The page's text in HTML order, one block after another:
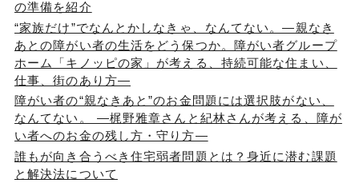
の準備を紹介
“家族だけ”でなんとかしなきゃ、なんてない。―親なき
あとの障がい者の生活をどう保つか。障がい者グループ
ホーム「キノッピの家」が考える、持続可能な住まい、
仕事、街のあり方―
障がい者の“親なきあと”のお金問題には選択肢がない、
なんてない。 ―梶野雅章さんと紀林さんが考える、障が
い者へのお金の残し方・守り方―
誰もが向き合うべき住宅弱者問題とは？身近に潜む課題
と解決法について